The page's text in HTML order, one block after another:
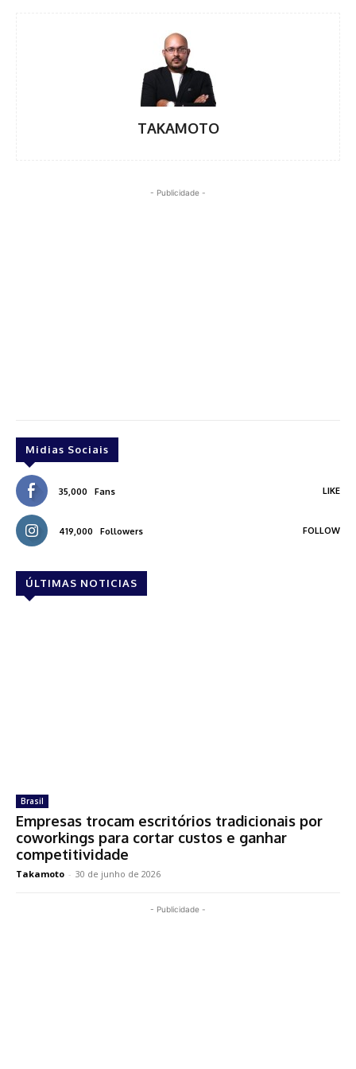
TAKAMOTO
- Publicidade -
Midias Sociais
35,000 Fans LIKE
419,000 Followers FOLLOW
ÚLTIMAS NOTICIAS
Brasil
Empresas trocam escritórios tradicionais por
coworkings para cortar custos e ganhar
competitividade
Takamoto - 30 de junho de 2026
- Publicidade -